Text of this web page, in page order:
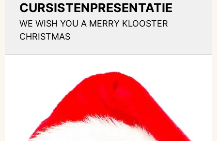
CURSISTENPRESENTATIE
WE WISH YOU A MERRY KLOOSTER
CHRISTMAS